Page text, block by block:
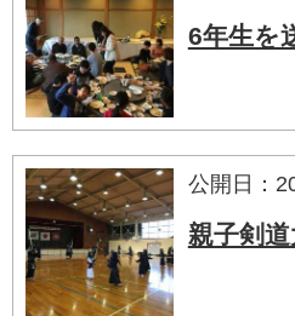
6年生を
公開日：
親子剣